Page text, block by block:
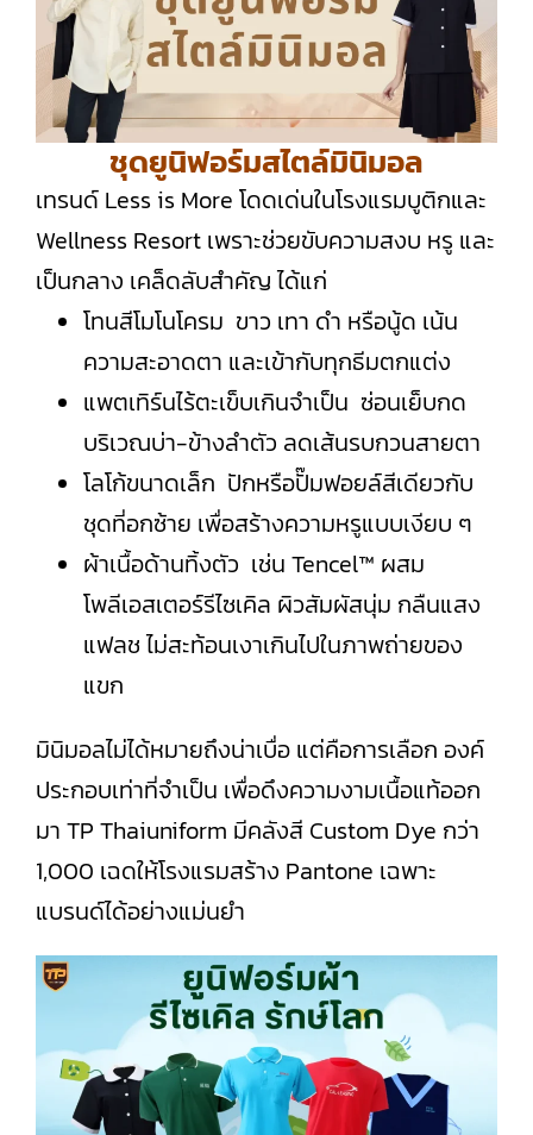
ชุดยูนิฟอร์มสไตล์มินิมอล
เทรนด์ Less is More โดดเด่นในโรงแรมบูติกและ
Wellness Resort เพราะช่วยขับความสงบ หรู และ
เป็นกลาง เคล็ดลับสำคัญ ได้แก่
โทนสีโมโนโครม ขาว เทา ดำ หรือนู้ด เน้น
ความสะอาดตา และเข้ากับทุกธีมตกแต่ง
แพตเทิร์นไร้ตะเข็บเกินจำเป็น ซ่อนเย็บกด
บริเวณบ่า-ข้างลำตัว ลดเส้นรบกวนสายตา
โลโก้ขนาดเล็ก ปักหรือปั๊มฟอยล์สีเดียวกับ
ชุดที่อกซ้าย เพื่อสร้างความหรูแบบเงียบ ๆ
ผ้าเนื้อด้านทิ้งตัว เช่น Tencel™ ผสม
โพลีเอสเตอร์รีไซเคิล ผิวสัมผัสนุ่ม กลืนแสง
แฟลช ไม่สะท้อนเงาเกินไปในภาพถ่ายของ
แขก
มินิมอลไม่ได้หมายถึงน่าเบื่อ แต่คือการเลือก องค์
ประกอบเท่าที่จำเป็น เพื่อดึงความงามเนื้อแท้ออก
มา TP Thaiuniform มีคลังสี Custom Dye กว่า
1,000 เฉดให้โรงแรมสร้าง Pantone เฉพาะ
แบรนด์ได้อย่างแม่นยำ